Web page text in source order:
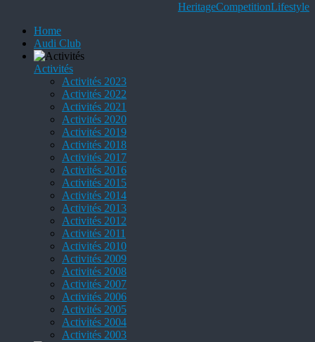
HeritageCompetitionLifestyle
Home
Audi Club
Activités
Activités 2023
Activités 2022
Activités 2021
Activités 2020
Activités 2019
Activités 2018
Activités 2017
Activités 2016
Activités 2015
Activités 2014
Activités 2013
Activités 2012
Activités 2011
Activités 2010
Activités 2009
Activités 2008
Activités 2007
Activités 2006
Activités 2005
Activités 2004
Activités 2003